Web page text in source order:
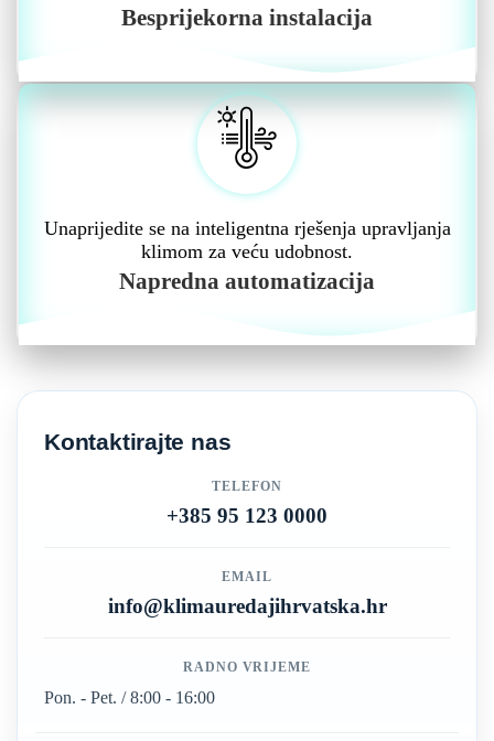
Besprijekorna instalacija
Unaprijedite se na inteligentna rješenja upravljanja
klimom za veću udobnost.
Napredna automatizacija
Kontaktirajte nas
TELEFON
+385 95 123 0000
EMAIL
info@klimauredajihrvatska.hr
RADNO VRIJEME
Pon. - Pet. / 8:00 - 16:00